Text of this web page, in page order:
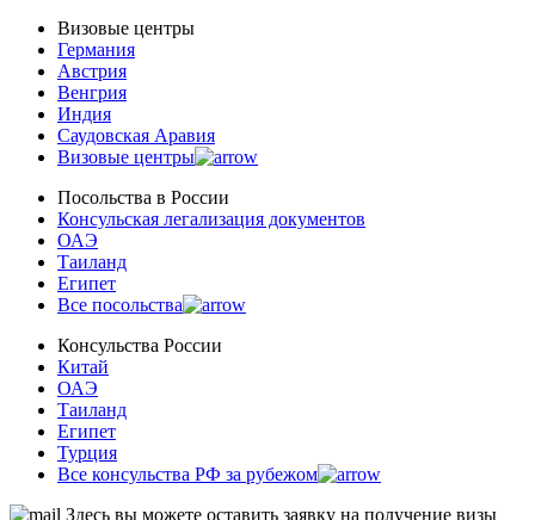
Визовые центры
Германия
Австрия
Венгрия
Индия
Саудовская Аравия
Визовые центры
Посольства в Роcсии
Консульская легализация документов
ОАЭ
Таиланд
Египет
Все посольства
Консульства России
Китай
ОАЭ
Таиланд
Египет
Турция
Все консульства РФ за рубежом
Здесь вы можете оставить заявку на получение визы